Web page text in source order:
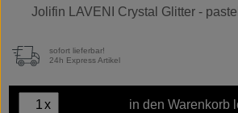
Jolifin LAVENI Crystal Glitter -
sofort lieferbar!
24h Express Artikel
x in den Warenkorb